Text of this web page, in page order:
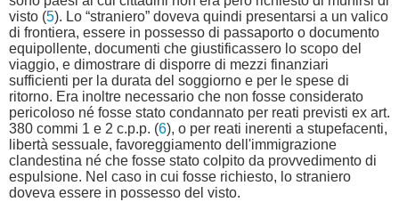
visto (5). Lo “straniero” doveva quindi presentarsi a un valico
di frontiera, essere in possesso di passaporto o documento
equipollente, documenti che giustificassero lo scopo del
viaggio, e dimostrare di disporre di mezzi finanziari
sufficienti per la durata del soggiorno e per le spese di
ritorno. Era inoltre necessario che non fosse considerato
pericoloso né fosse stato condannato per reati previsti ex art.
380 commi 1 e 2 c.p.p. (6), o per reati inerenti a stupefacenti,
libertà sessuale, favoreggiamento dell'immigrazione
clandestina né che fosse stato colpito da provvedimento di
espulsione. Nel caso in cui fosse richiesto, lo straniero
doveva essere in possesso del visto.